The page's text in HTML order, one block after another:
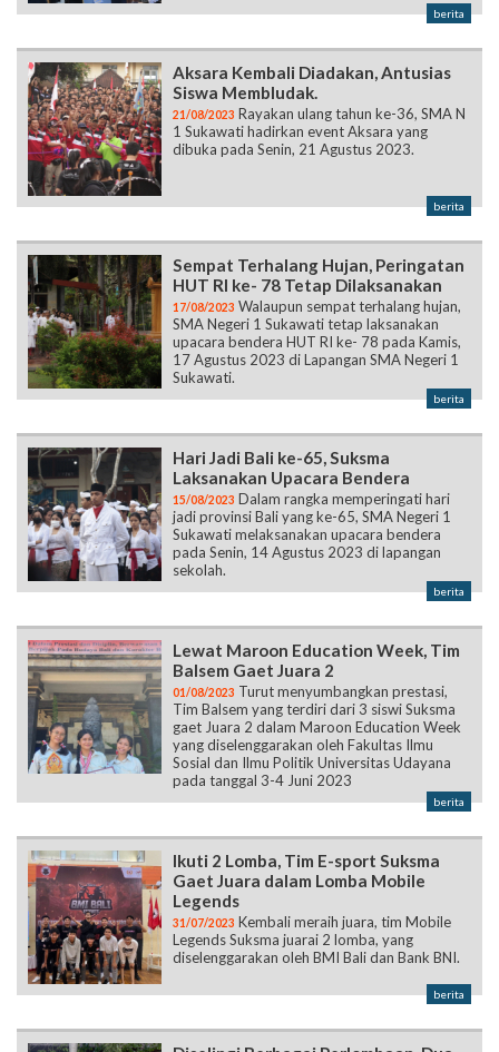
berita
Aksara Kembali Diadakan, Antusias
Siswa Membludak.
21/08/2023 Rayakan ulang tahun ke-36, SMA N
1 Sukawati hadirkan event Aksara yang
dibuka pada Senin, 21 Agustus 2023.
berita
Sempat Terhalang Hujan, Peringatan
HUT RI ke- 78 Tetap Dilaksanakan
17/08/2023 Walaupun sempat terhalang hujan,
SMA Negeri 1 Sukawati tetap laksanakan
upacara bendera HUT RI ke- 78 pada Kamis,
17 Agustus 2023 di Lapangan SMA Negeri 1
Sukawati.
berita
Hari Jadi Bali ke-65, Suksma
Laksanakan Upacara Bendera
15/08/2023 Dalam rangka memperingati hari
jadi provinsi Bali yang ke-65, SMA Negeri 1
Sukawati melaksanakan upacara bendera
pada Senin, 14 Agustus 2023 di lapangan
sekolah.
berita
Lewat Maroon Education Week, Tim
Balsem Gaet Juara 2
01/08/2023 Turut menyumbangkan prestasi,
Tim Balsem yang terdiri dari 3 siswi Suksma
gaet Juara 2 dalam Maroon Education Week
yang diselenggarakan oleh Fakultas Ilmu
Sosial dan Ilmu Politik Universitas Udayana
pada tanggal 3-4 Juni 2023
berita
Ikuti 2 Lomba, Tim E-sport Suksma
Gaet Juara dalam Lomba Mobile
Legends
31/07/2023 Kembali meraih juara, tim Mobile
Legends Suksma juarai 2 lomba, yang
diselenggarakan oleh BMI Bali dan Bank BNI.
berita